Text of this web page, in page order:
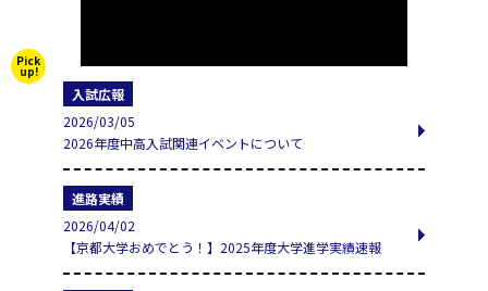
入試広報
2026/03/05
2026年度中高入試関連イベントについて
進路実績
2026/04/02
【京都大学おめでとう！】2025年度大学進学実績速報
Pick
up!